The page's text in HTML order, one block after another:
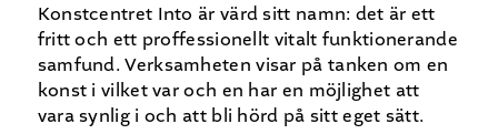
Konstcentret Into är värd sitt namn: det är ett
fritt och ett proffessionellt vitalt funktionerande
samfund. Verksamheten visar på tanken om en
konst i vilket var och en har en möjlighet att
vara synlig i och att bli hörd på sitt eget sätt.